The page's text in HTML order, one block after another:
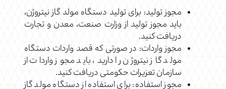
مجوز تولید: برای تولید دستگاه مولد گاز نیتروژن،
باید مجوز تولید از وزارت صنعت، معدن و تجارت
دریافت کنید.
مجوز واردات: در صورتی که قصد واردات دستگاه
مولد گاز نیتروژن را دارید، باید مجوز واردات از
سازمان تعزیرات حکومتی دریافت کنید.
مجوز استفاده: برای استفاده از دستگاه مولد گاز